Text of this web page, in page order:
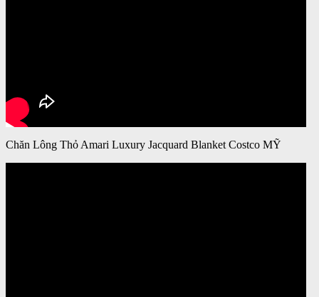
Chăn Lông Thỏ Amari Luxury Jacquard Blanket Costco MỸ